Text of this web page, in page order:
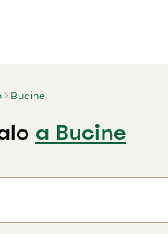
Bucine
a Bucine